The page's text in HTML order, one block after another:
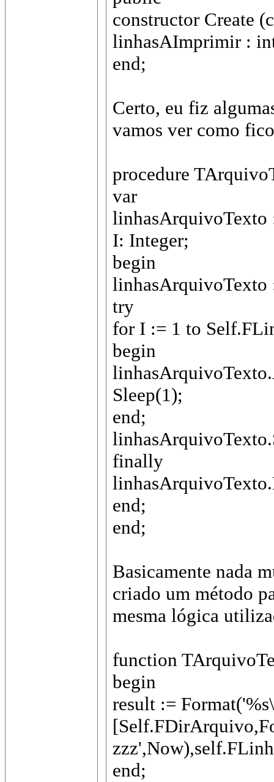
constructor Create
linhasAImprimir :
end;
Certo, eu fiz
vamos ver como
procedure
var
I: Integer;
begin
linhasArquivoTexto
try
for I := 1 to
begin
Sleep(1);
end;
finally
end;
end;
Basicamente nada
criado um método
mesma lógica
function
begin
result :=
end;